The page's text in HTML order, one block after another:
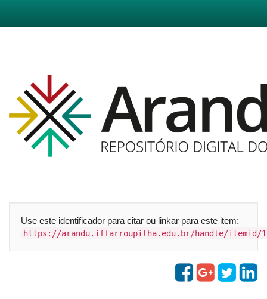
Use este identificador para citar ou linkar para este item:
https://arandu.iffarroupilha.edu.br/handle/itemid/